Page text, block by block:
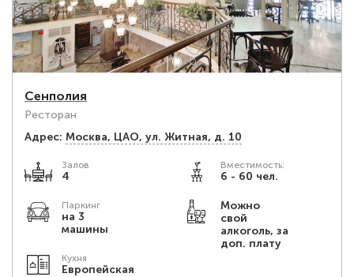
Сенполия
Ресторан
Адрес: Москва, ЦАО, ул. Житная, д. 10
Залов
4
Вместимость:
6 - 60 чел.
Паркинг
на 3
машины
Можно
свой
алкоголь, за
доп. плату
Кухня
Европейская